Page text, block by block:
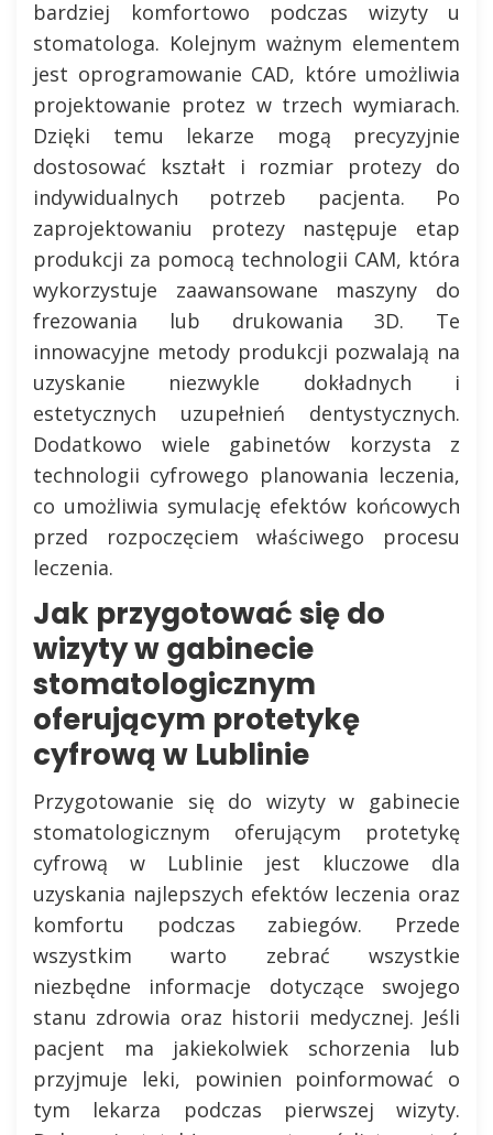
bardziej komfortowo podczas wizyty u
stomatologa. Kolejnym ważnym elementem
jest oprogramowanie CAD, które umożliwia
projektowanie protez w trzech wymiarach.
Dzięki temu lekarze mogą precyzyjnie
dostosować kształt i rozmiar protezy do
indywidualnych potrzeb pacjenta. Po
zaprojektowaniu protezy następuje etap
produkcji za pomocą technologii CAM, która
wykorzystuje zaawansowane maszyny do
frezowania lub drukowania 3D. Te
innowacyjne metody produkcji pozwalają na
uzyskanie niezwykle dokładnych i
estetycznych uzupełnień dentystycznych.
Dodatkowo wiele gabinetów korzysta z
technologii cyfrowego planowania leczenia,
co umożliwia symulację efektów końcowych
przed rozpoczęciem właściwego procesu
leczenia.
Jak przygotować się do
wizyty w gabinecie
stomatologicznym
oferującym protetykę
cyfrową w Lublinie
Przygotowanie się do wizyty w gabinecie
stomatologicznym oferującym protetykę
cyfrową w Lublinie jest kluczowe dla
uzyskania najlepszych efektów leczenia oraz
komfortu podczas zabiegów. Przede
wszystkim warto zebrać wszystkie
niezbędne informacje dotyczące swojego
stanu zdrowia oraz historii medycznej. Jeśli
pacjent ma jakiekolwiek schorzenia lub
przyjmuje leki, powinien poinformować o
tym lekarza podczas pierwszej wizyty.